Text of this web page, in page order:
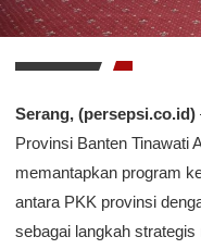
Serang, (persepsi.co.id)
Provinsi Banten Tinawati
memantapkan program
antara PKK provinsi
sebagai langkah